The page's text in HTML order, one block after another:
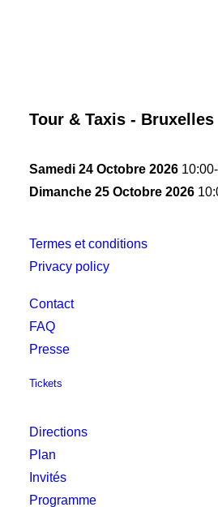
Tour & Taxis - Bruxelles
Samedi 24 Octobre 2026
Dimanche 25 Octobre 2026
Termes et conditions
Privacy policy
Contact
FAQ
Presse
Tickets
Directions
Plan
Invités
Programme